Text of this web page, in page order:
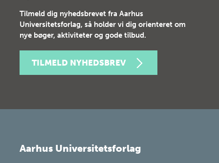
Tilmeld dig nyhedsbrevet fra Aarhus
Universitetsforlag, så holder vi dig orienteret om
nye bøger, aktiviteter og gode tilbud.
TILMELD NYHEDSBREV
Aarhus Universitetsforlag